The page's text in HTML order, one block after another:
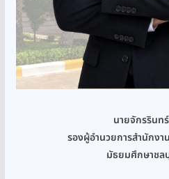
นายจักรรินท
รองผู้อำนวยการสำนักง
มัธยมศึกษาชล